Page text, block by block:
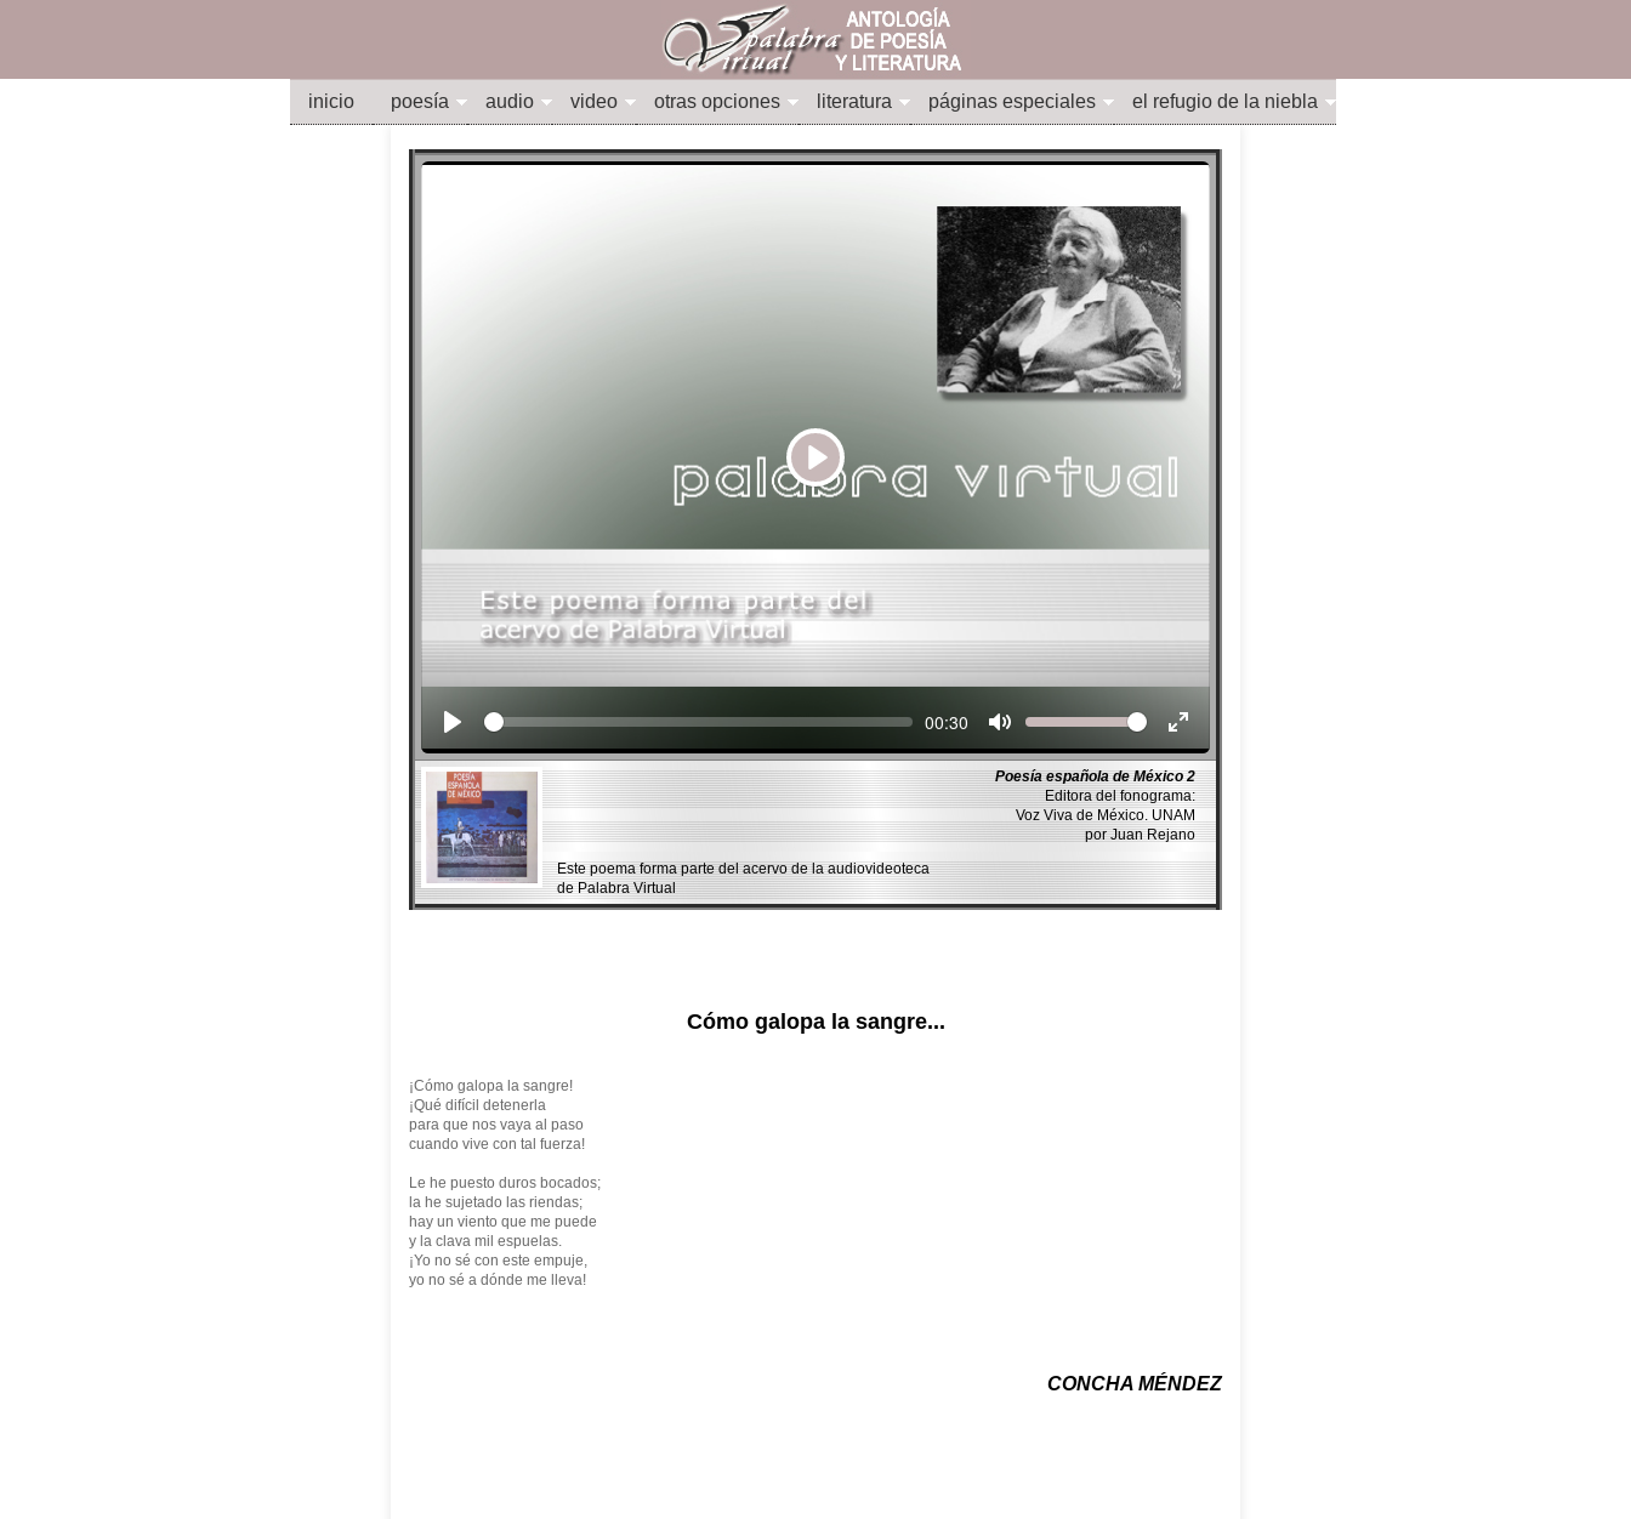
inicio poesía audio video otras opciones literatura páginas especiales el refugio de la niebla
Play
Seek Current
00:30 Volume
Poesía española de México 2
Editora del fonograma:
Voz Viva de México. UNAM
por Juan Rejano
Este poema forma parte del acervo de la audiovideoteca
de Palabra Virtual
Cómo galopa la sangre...
¡Cómo galopa la sangre!
¡Qué difícil detenerla
para que nos vaya al paso
cuando vive con tal fuerza!
Le he puesto duros bocados;
la he sujetado las riendas;
hay un viento que me puede
y la clava mil espuelas.
¡Yo no sé con este empuje,
yo no sé a dónde me lleva!
CONCHA MÉNDEZ